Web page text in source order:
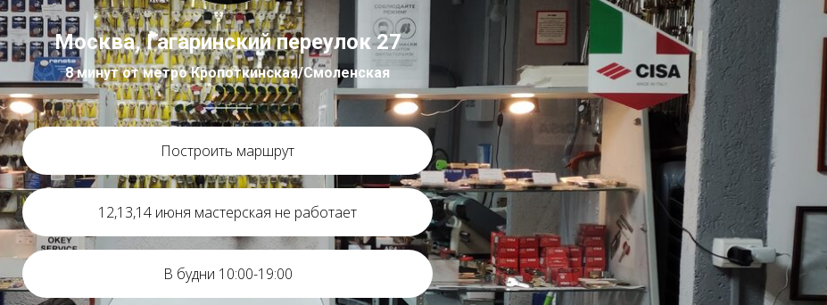
Москва, Гагаринский переулок 27
8 минут от метро Кропоткинская/Смоленская
Построить маршрут
12,13,14 июня мастерская не работает
В будни 10:00-19:00